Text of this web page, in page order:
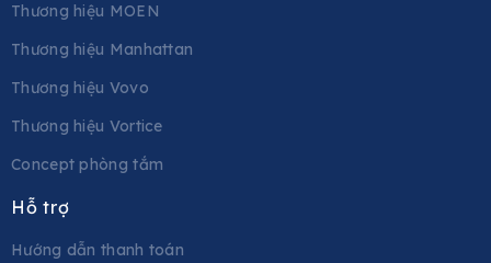
Thương hiệu MOEN
Thương hiệu Manhattan
Thương hiệu Vovo
Thương hiệu Vortice
Concept phòng tắm
Hỗ trợ
Hướng dẫn thanh toán